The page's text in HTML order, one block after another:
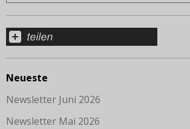
Neueste
Newsletter Juni 2026
Newsletter Mai 2026